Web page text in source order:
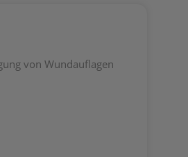
von Wundauflagen